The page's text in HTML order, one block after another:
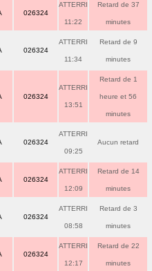
026324
ATTERRI
11:22
Retard de 37
minutes
026324
ATTERRI
11:34
Retard de 9
minutes
026324
ATTERRI
13:51
Retard de 1
heure et 56
minutes
026324
ATTERRI
09:25
Aucun retard
026324
ATTERRI
12:09
Retard de 14
minutes
026324
ATTERRI
08:58
Retard de 3
minutes
026324
ATTERRI
12:17
Retard de 22
minutes